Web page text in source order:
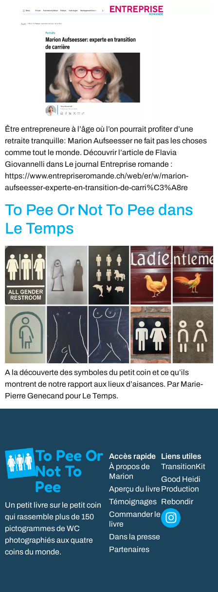
Être entrepreneure à l’âge où l’on pourrait profiter d’une
retraite tranquille: Marion Aufseesser ne fait pas les choses
comme tout le monde. Découvrir l’article de Flavia
Giovannelli dans Le journal Entreprise romande :
https://www.entrepriseromande.ch/web/er/w/marion-
aufseesser-experte-en-transition-de-carri%C3%A8re
To Pee Or Not To Pee dans
Le Temps
A la découverte des symboles du petit coin et ce qu’ils
montrent de notre rapport aux lieux d’aisances. Par Marie-
Pierre Genecand pour Le Temps.
To Pee Or
Not To
Pee
Un petit livre sur le petit coin
qui rassemble plus de 150
pictogrammes de WC
photographiés aux quatre
coins du monde.
Accès rapide
À propos de
Marion
Aperçu du livre
Témoignages
Commander le
livre
Dans la presse
Partenaires
Liens utiles
TransitionKit
Good Heidi
Production
Rebondir